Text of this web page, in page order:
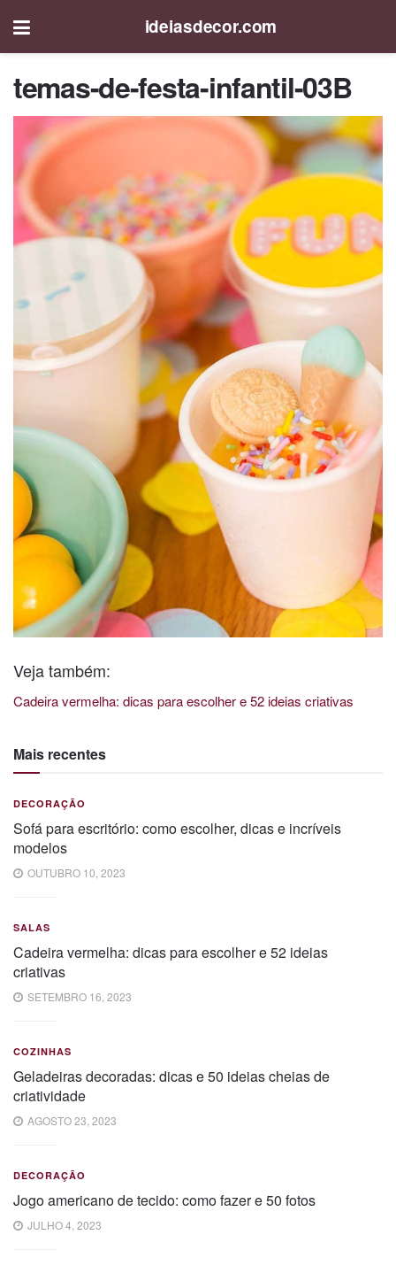
ideiasdecor.com
temas-de-festa-infantil-03B
Veja também:
Cadeira vermelha: dicas para escolher e 52 ideias criativas
Mais recentes
DECORAÇÃO
Sofá para escritório: como escolher, dicas e incríveis
modelos
OUTUBRO 10, 2023
SALAS
Cadeira vermelha: dicas para escolher e 52 ideias
criativas
SETEMBRO 16, 2023
COZINHAS
Geladeiras decoradas: dicas e 50 ideias cheias de
criatividade
AGOSTO 23, 2023
DECORAÇÃO
Jogo americano de tecido: como fazer e 50 fotos
JULHO 4, 2023